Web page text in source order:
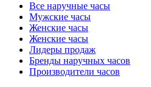
Все наручные часы
Мужские часы
Женские часы
Женские часы
Лидеры продаж
Бренды наручных часов
Производители часов